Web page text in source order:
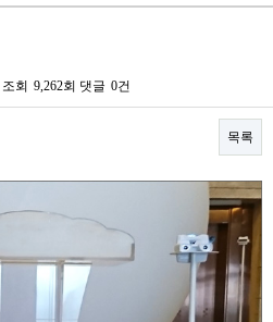
조회 9,262회 댓글 0건
목록